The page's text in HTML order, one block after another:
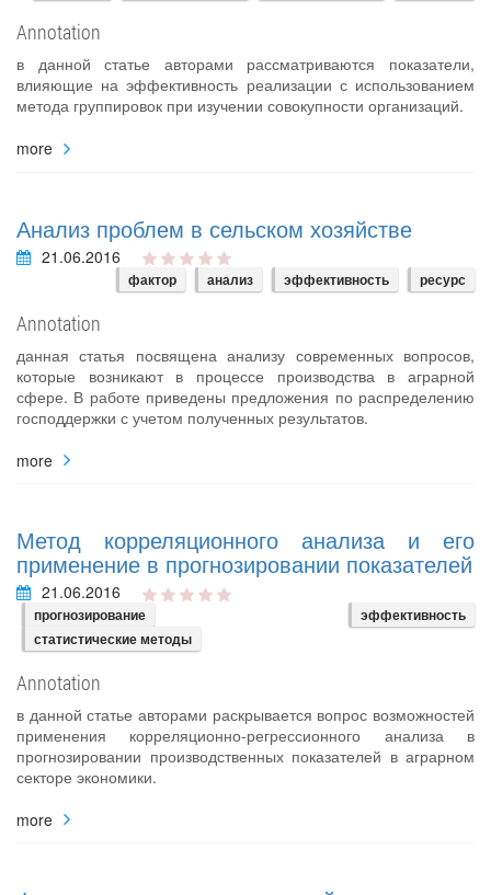
Annotation
в данной статье авторами рассматриваются показатели,
влияющие на эффективность реализации с использованием
метода группировок при изучении совокупности организаций.
more
Анализ проблем в сельском хозяйстве
21.06.2016
фактор анализ эффективность ресурс
Annotation
данная статья посвящена анализу современных вопросов,
которые возникают в процессе производства в аграрной
сфере. В работе приведены предложения по распределению
господдержки с учетом полученных результатов.
more
Метод корреляционного анализа и его
применение в прогнозировании показателей
21.06.2016
прогнозирование
эффективность
статистические методы
Annotation
в данной статье авторами раскрывается вопрос возможностей
применения корреляционно-регрессионного анализа в
прогнозировании производственных показателей в аграрном
секторе экономики.
more